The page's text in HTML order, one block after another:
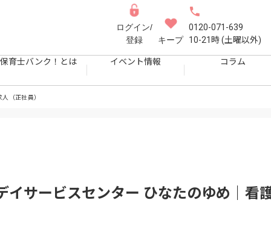
ログイン/
登録
キープ
0120-071-639
10-21時 (土曜以外)
保育士バンク！とは イベント情報 コラム
（正社員）
イサービスセンター ひなたのゆめ｜看